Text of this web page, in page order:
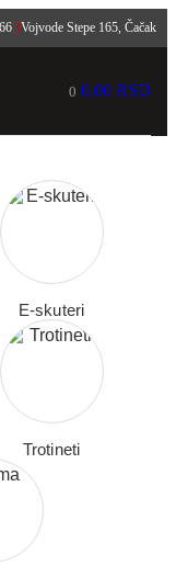
Vojvode Stepe 165, Čačak
0 0,00 RSD
E-skuteri
Trotineti